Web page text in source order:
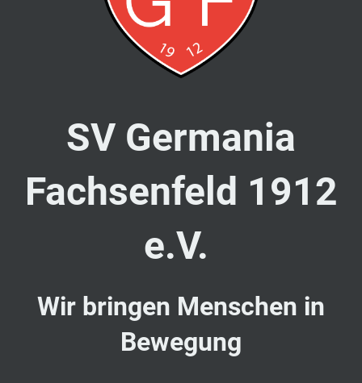
SV Germania
Fachsenfeld 1912
e.V.
Wir bringen Menschen in
Bewegung